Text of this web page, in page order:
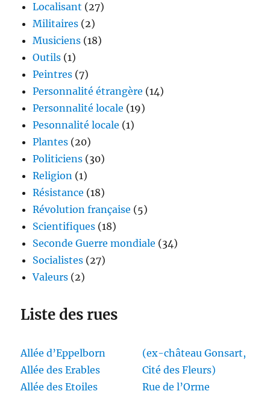
Localisant (27)
Militaires (2)
Musiciens (18)
Outils (1)
Peintres (7)
Personnalité étrangère (14)
Personnalité locale (19)
Pesonnalité locale (1)
Plantes (20)
Politiciens (30)
Religion (1)
Résistance (18)
Révolution française (5)
Scientifiques (18)
Seconde Guerre mondiale (34)
Socialistes (27)
Valeurs (2)
Liste des rues
Allée d’Eppelborn
Allée des Erables
Allée des Etoiles
(ex-château Gonsart,
Cité des Fleurs)
Rue de l’Orme